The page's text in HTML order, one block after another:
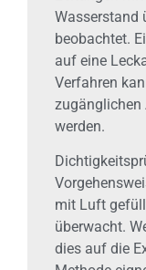
Wasserstand
beobachtet.
auf eine
Verfahren
zugänglichen Abwasserrohren eingesetzt
werden.
mit Luft
überwacht.
dies auf die